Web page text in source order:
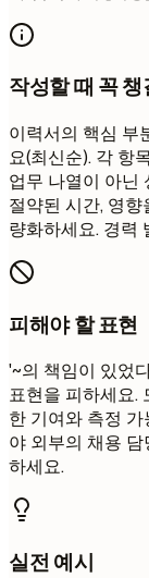
작성할 때 꼭 챙
이력서의 핵심 부
요(최신순). 각 항
업무 나열이 아닌
절약된 시간, 영
량화하세요. 경력
피해야 할 표현
'~의 책임이 있었
표현을 피하세요.
한 기여와 측정
야 외부의 채용
하세요.
실전 예시